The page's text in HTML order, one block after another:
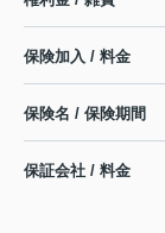
保険加入 / 料金
保険名 / 保険期間
保証会社 / 料金